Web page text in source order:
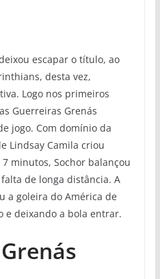
escapar o título, ao
desta vez,
Logo nos primeiros
Guerreiras Grenás
jogo. Com domínio da
Lindsay Camila criou
minutos, Sochor balançou
de longa distância. A
a goleira do América de
e deixando a bola entrar.